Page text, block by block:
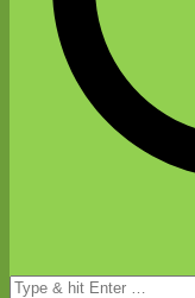
Search